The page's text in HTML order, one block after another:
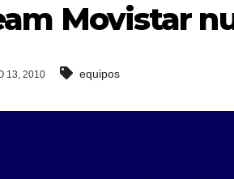
Movistar
13, 2010 equipos